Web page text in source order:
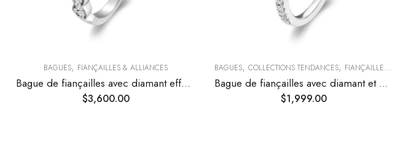
BAGUES, FIANÇAILLES & ALLIANCES
Bague de fiançailles avec diamant effet Marquise
$3,600.00
BAGUES, COLLECTIONS TENDANCES, FIANÇAILLES & ALLIANCES
Bague de fiançailles avec diamant et double halo
$1,999.00